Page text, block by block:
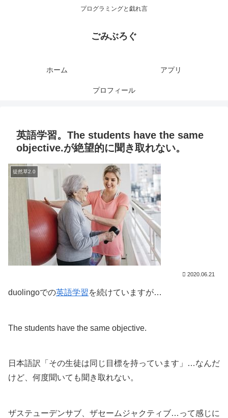
プログラミングと戯れ言
ごみぶろぐ
ホーム アプリ
プロフィール
英語学習。The students have the same
objective.が絶望的に聞き取れない。
徒然草2.0
2020.06.21
duolingoでの英語学習を続けていますが…
The students have the same objective.
日本語訳「その生徒は同じ目標を持っています」…なんだ
けど、何度聞いても聞き取れない。
ザステューデンサブ、ザセームジャクティブ…って感じに